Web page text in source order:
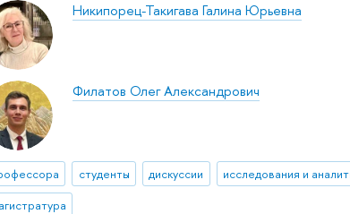
Никипорец-Такигава Галина Юрьевна
Филатов Олег Александрович
студенты дискуссии исследования и